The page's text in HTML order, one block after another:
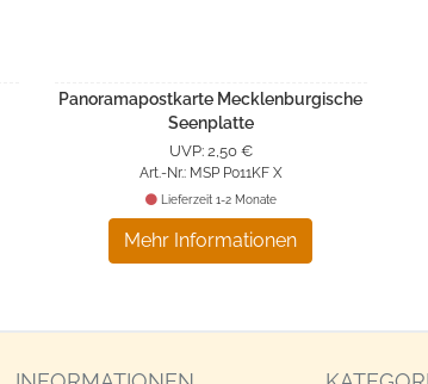
Panoramapostkarte Mecklenburgische
Seenplatte
UVP: 2,50 €
Art.-Nr.: MSP P011KF X
Mehr Informationen
Lieferzeit 1-2 Monate